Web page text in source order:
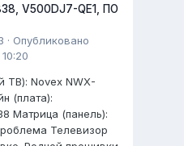
V500DJ7-QE1, ПО
· Опубликовано
ТВ): Novex NWX-
(плата):
Матрица (панель):
Телевизор